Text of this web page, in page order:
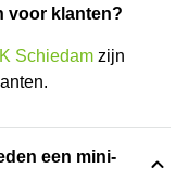
voor klanten?
Schiedam zijn
een mini-